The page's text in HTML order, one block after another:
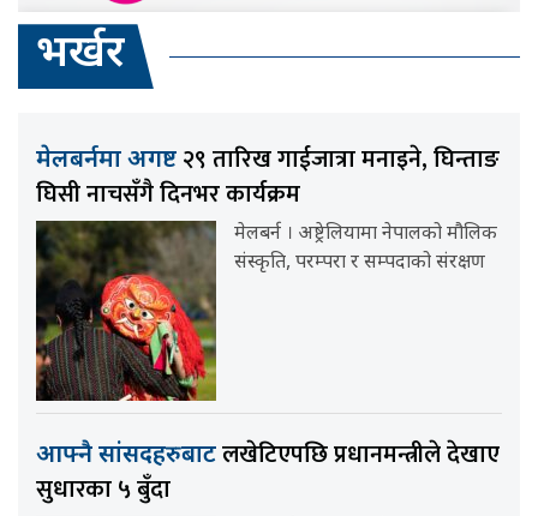
भर्खर
मेलबर्नमा अगष्ट २९ तारिख गाईजात्रा मनाइने, घिन्ताङ
घिसी नाचसँगै दिनभर कार्यक्रम
मेलबर्न । अष्ट्रेलियामा नेपालको मौलिक
संस्कृति, परम्परा र सम्पदाको संरक्षण
आफ्नै सांसदहरुबाटलखेटिएपछि प्रधानमन्त्रीले देखाए
सुधारका ५ बुँदा